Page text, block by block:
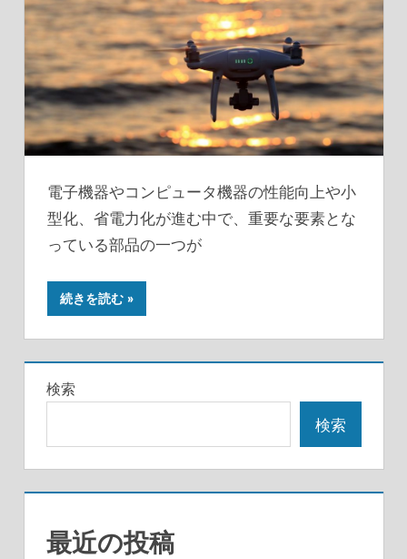
電子機器やコンピュータ機器の性能向上や小
型化、省電力化が進む中で、重要な要素とな
っている部品の一つが
続きを読む
検索
検索
最近の投稿